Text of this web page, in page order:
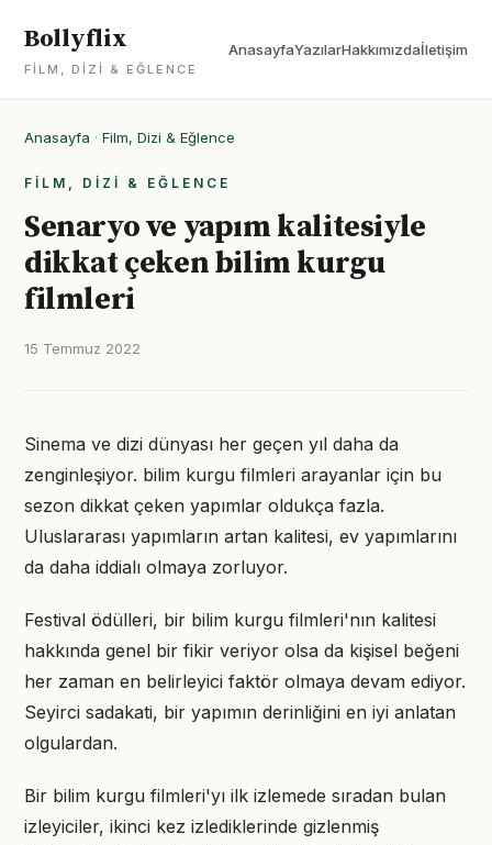
Bollyflix
FILM, DIZI & EĞLENCE
AnasayfaYazılarHakkımızdaİletişim
Anasayfa · Film, Dizi & Eğlence
FILM, DIZI & EĞLENCE
Senaryo ve yapım kalitesiyle
dikkat çeken bilim kurgu
filmleri
15 Temmuz 2022
Sinema ve dizi dünyası her geçen yıl daha da
zenginleşiyor. bilim kurgu filmleri arayanlar için bu
sezon dikkat çeken yapımlar oldukça fazla.
Uluslararası yapımların artan kalitesi, ev yapımlarını
da daha iddialı olmaya zorluyor.
Festival ödülleri, bir bilim kurgu filmleri'nın kalitesi
hakkında genel bir fikir veriyor olsa da kişisel beğeni
her zaman en belirleyici faktör olmaya devam ediyor.
Seyirci sadakati, bir yapımın derinliğini en iyi anlatan
olgulardan.
Bir bilim kurgu filmleri'yı ilk izlemede sıradan bulan
izleyiciler, ikinci kez izlediklerinde gizlenmiş